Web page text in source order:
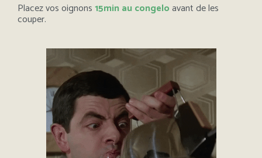
Placez vos oignons15min au congeloavant de les
couper.